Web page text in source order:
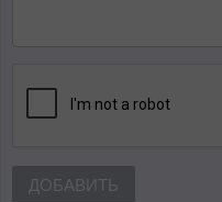
ДОБАВИТЬ